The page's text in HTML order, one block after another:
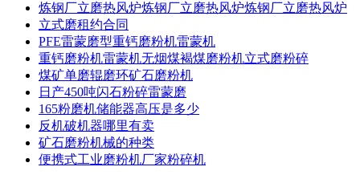
炼钢厂立磨热风炉炼钢厂立磨热风炉炼钢厂立磨热风炉
立式磨租约合同
PFE雷蒙磨型重钙磨粉机雷蒙机
重钙磨粉机雷蒙机无烟煤褐煤磨粉机立式磨粉碎
煤矿单磨辊磨环矿石磨粉机
日产450吨闪石粉碎雷蒙磨
165粉磨机储能器高压是多少
反机破机器哪里有卖
矿石磨粉机械的种类
便携式工业磨粉机厂家粉碎机